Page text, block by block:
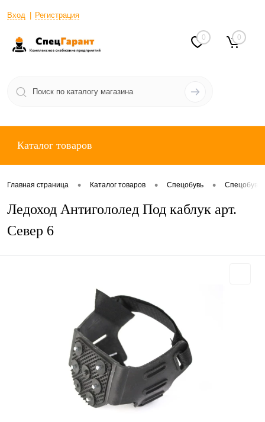
Вход Регистрация
0 0
Каталог товаров
Главная страница • Каталог товаров • Спецобувь • Спецобувь
Ледоход Антигололед Под каблук арт.
Север 6